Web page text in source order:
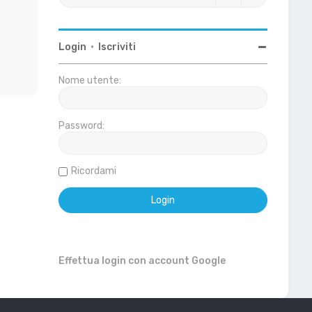
Login • Iscriviti
Nome utente:
Password:
Ricordami
Effettua login con account Google